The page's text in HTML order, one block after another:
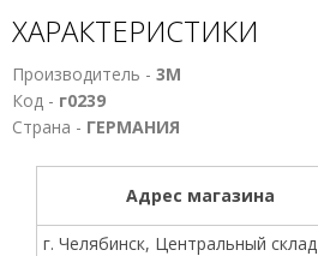
ХАРАКТЕРИСТИКИ
Производитель - 3M
Код - г0239
Страна - ГЕРМАНИЯ
Адрес магазина
г. Челябинск, Центральный склад